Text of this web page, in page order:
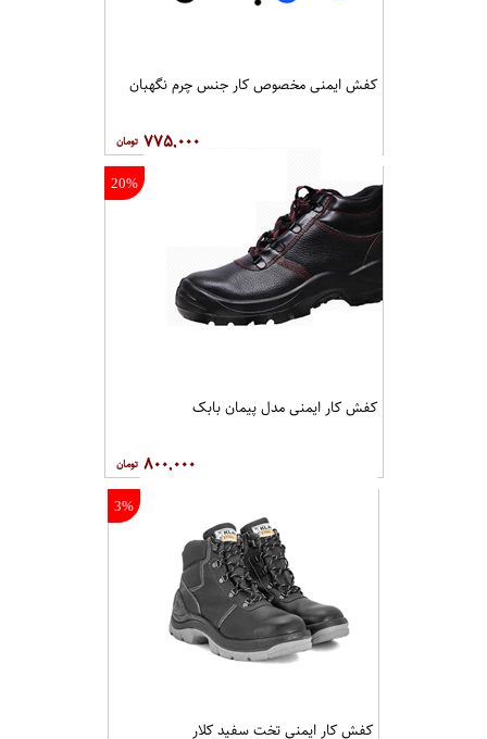
کفش ایمنی مخصوص کار جنس چرم نگهبان
۷۷۵,۰۰۰
20%
کفش کار ایمنی مدل پیمان بابک
۸۰۰,۰۰۰
3%
کفش کار ايمنی تخت سفيد کلار